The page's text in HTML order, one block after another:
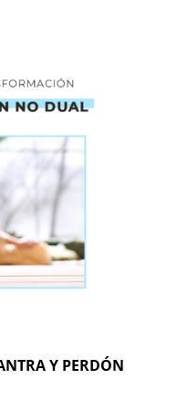
Y PERDÓN